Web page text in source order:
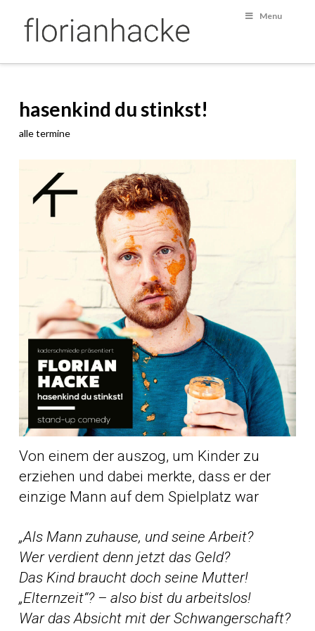
Menu
hasenkind du stinkst!
alle termine
Von einem der auszog, um Kinder zu
erziehen und dabei merkte, dass er der
einzige Mann auf dem Spielplatz war
„Als Mann zuhause, und seine Arbeit?
Wer verdient denn jetzt das Geld?
Das Kind braucht doch seine Mutter!
„Elternzeit“? – also bist du arbeitslos!
War das Absicht mit der Schwangerschaft?